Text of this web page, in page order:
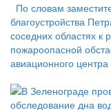
По словам
благоустройства
соседних областях к
пожароопасной
авиационного центра